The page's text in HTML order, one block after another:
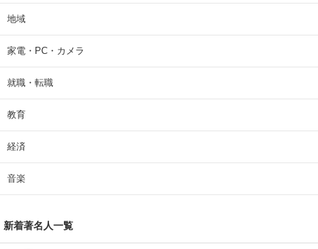
地域
家電・PC・カメラ
就職・転職
教育
経済
音楽
新着著名人一覧